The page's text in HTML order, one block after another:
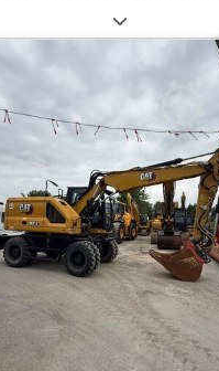
Rückfahrkamera * Gewicht:
12319
vorbehalten